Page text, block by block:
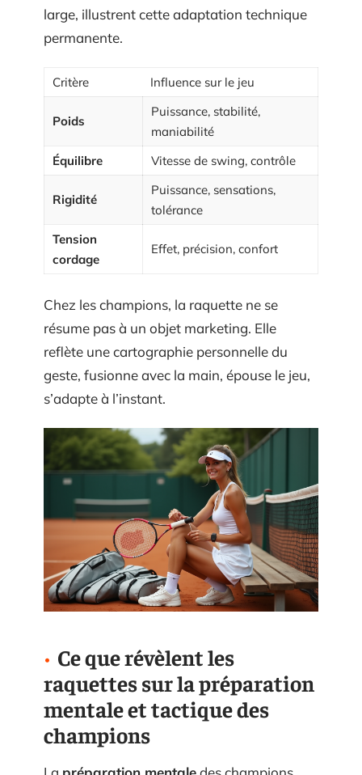
large, illustrent cette adaptation technique
permanente.
Critère Influence sur le jeu
Poids
Puissance, stabilité,
maniabilité
Équilibre
Vitesse de swing, contrôle
Rigidité
Puissance, sensations,
tolérance
Tension
cordage
Effet, précision, confort
Chez les champions, la raquette ne se
résume pas à un objet marketing. Elle
reflète une cartographie personnelle du
geste, fusionne avec la main, épouse le jeu,
s’adapte à l’instant.
Ce que révèlent les
raquettes sur la préparation
mentale et tactique des
champions